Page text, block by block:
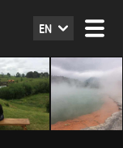
EN